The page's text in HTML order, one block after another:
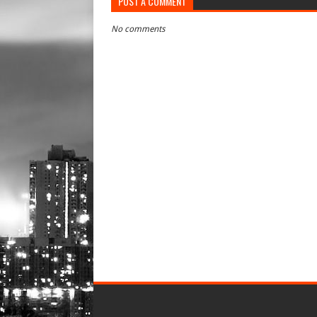
No comments